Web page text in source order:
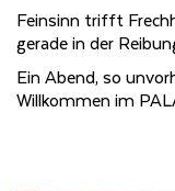
Feinsinn trifft
gerade in der
Ein Abend, so
Willkommen im